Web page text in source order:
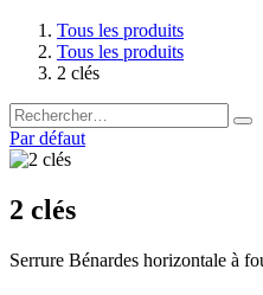
Tous les produits
Tous les produits
2 clés
Par défaut
2 clés
Serrure Bénardes horizontale à